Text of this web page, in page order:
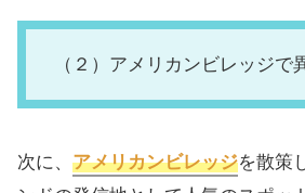
（２）アメリカンビレッジで
次に、 アメリカンビレッジを散策